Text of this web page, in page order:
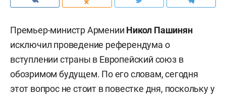
Премьер-министр Армении Никол Пашинян
исключил проведение референдума о
вступлении страны в Европейский союз в
обозримом будущем. По его словам, сегодня
этот вопрос не стоит в повестке дня, поскольку у